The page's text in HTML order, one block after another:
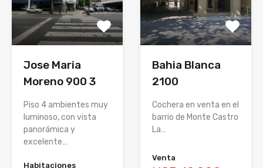
Jose Maria
Moreno 900 3
Piso 4 ambientes muy
luminoso, con vista
panorámica y
excelente…
Habitaciones
Bahia Blanca
2100
Cochera en venta en el
barrio de Monte Castro
La…
Venta